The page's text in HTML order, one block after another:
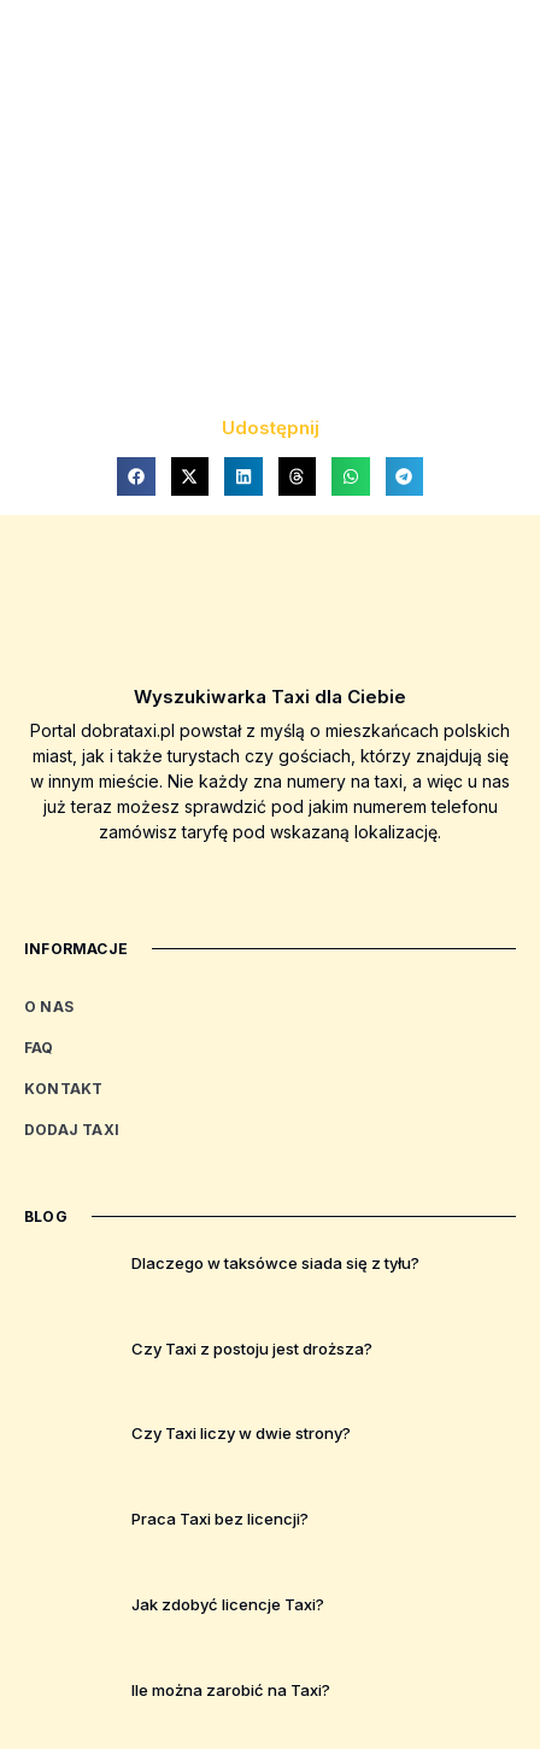
Udostępnij
Wyszukiwarka Taxi dla Ciebie
Portal dobrataxi.pl powstał z myślą o mieszkańcach polskich
miast, jak i także turystach czy gościach, którzy znajdują się
w innym mieście. Nie każdy zna numery na taxi, a więc u nas
już teraz możesz sprawdzić pod jakim numerem telefonu
zamówisz taryfę pod wskazaną lokalizację.
INFORMACJE
O NAS
FAQ
KONTAKT
DODAJ TAXI
BLOG
Dlaczego w taksówce siada się z tyłu?
Czy Taxi z postoju jest droższa?
Czy Taxi liczy w dwie strony?
Praca Taxi bez licencji?
Jak zdobyć licencje Taxi?
Ile można zarobić na Taxi?